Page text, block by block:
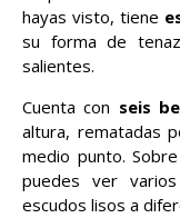
hayas visto, tiene
su forma de
salientes.
Cuenta con seis
altura, rematadas
medio punto.
puedes ver
escudos lisos a